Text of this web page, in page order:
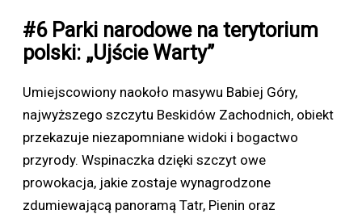
#6 Parki narodowe na terytorium
polski: „Ujście Warty”
Umiejscowiony naokoło masywu Babiej Góry,
najwyższego szczytu Beskidów Zachodnich, obiekt
przekazuje niezapomniane widoki i bogactwo
przyrody. Wspinaczka dzięki szczyt owe
prowokacja, jakie zostaje wynagrodzone
zdumiewającą panoramą Tatr, Pienin oraz